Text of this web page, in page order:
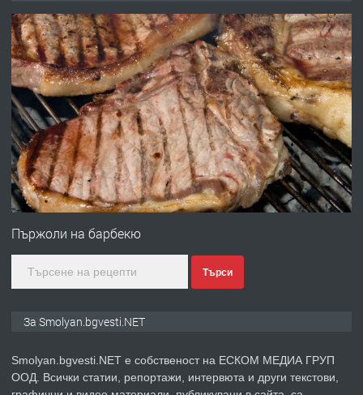
преди 2 години
ПРЕДЛАГА
УДЪЛЖАВАНЕ НА ЧОВЕШКИЯТ
ЖИВОТ И ПОДОБРЯВАНЕ НА
НЕГОВОТО КАЧЕСТВО
преди 2 години
ПРЕДЛАГА Имот в Северна Гърция, до Кавала
преди 2 години
Пържоли на барбекю
Търси
За Smolyan.bgvesti.NET
Smolyan.bgvesti.NET е собственост на ЕСКОМ МЕДИА ГРУП
ООД. Всички статии, репортажи, интервюта и други текстови,